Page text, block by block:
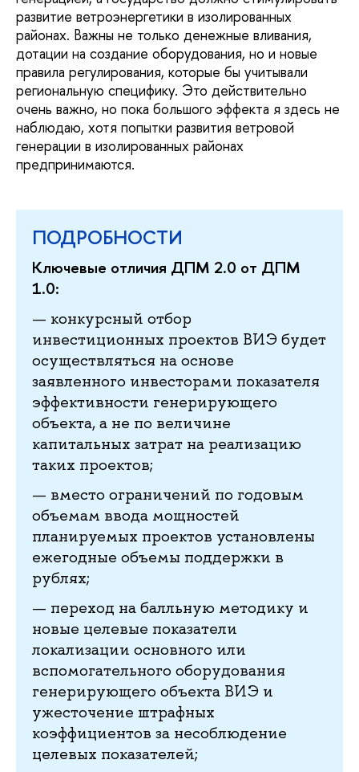
развитие ветроэнергетики в изолированных
районах. Важны не только денежные вливания,
дотации на создание оборудования, но и новые
правила регулирования, которые бы учитывали
региональную специфику. Это действительно
очень важно, но пока большого эффекта я здесь не
наблюдаю, хотя попытки развития ветровой
генерации в изолированных районах
предпринимаются.
ПОДРОБНОСТИ
Ключевые отличия ДПМ 2.0 от ДПМ
1.0:
— конкурсный отбор
инвестиционных проектов ВИЭ будет
осуществляться на основе
заявленного инвесторами показателя
эффективности генерирующего
объекта, а не по величине
капитальных затрат на реализацию
таких проектов;
— вместо ограничений по годовым
объемам ввода мощностей
планируемых проектов установлены
ежегодные объемы поддержки в
рублях;
— переход на балльную методику и
новые целевые показатели
локализации основного или
вспомогательного оборудования
генерирующего объекта ВИЭ и
ужесточение штрафных
коэффициентов за несоблюдение
целевых показателей;